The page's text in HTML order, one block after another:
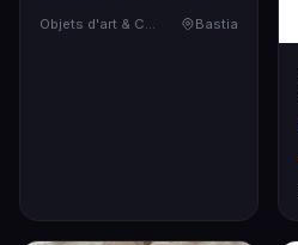
Objets d'art & Curiosités
Bastia